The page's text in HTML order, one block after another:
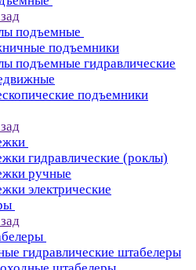
подъемные
подъемники
подъемные гидравлические
подъемники
гидравлические (роклы)
ручные
электрические
гидравлические штабелеры